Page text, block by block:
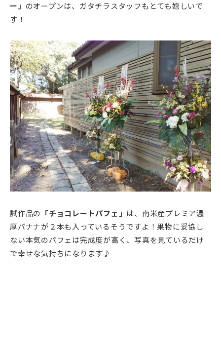
ー」 のオープンは、ガタチラスタッフもとても嬉しいで
す！
試作品の 「チョコレートパフェ」 は、南米産プレミア濃
厚バナナが２本も入っているそうですよ！果物に妥協し
ない本気のパフェは完成度が高く、写真を見ているだけ
で幸せな気持ちになります♪